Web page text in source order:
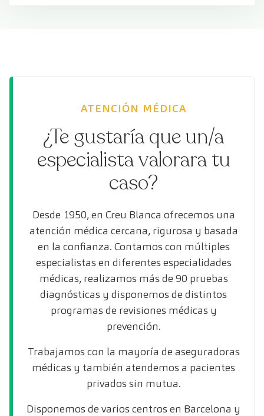
ATENCIÓN MÉDICA
¿Te gustaría que un/a
especialista valorara tu
caso?
Desde 1950, en Creu Blanca ofrecemos una
atención médica cercana, rigurosa y basada
en la confianza. Contamos con múltiples
especialistas en diferentes especialidades
médicas, realizamos más de 90 pruebas
diagnósticas y disponemos de distintos
programas de revisiones médicas y
prevención.
Trabajamos con la mayoría de aseguradoras
médicas y también atendemos a pacientes
privados sin mutua.
Disponemos de varios centros en Barcelona y